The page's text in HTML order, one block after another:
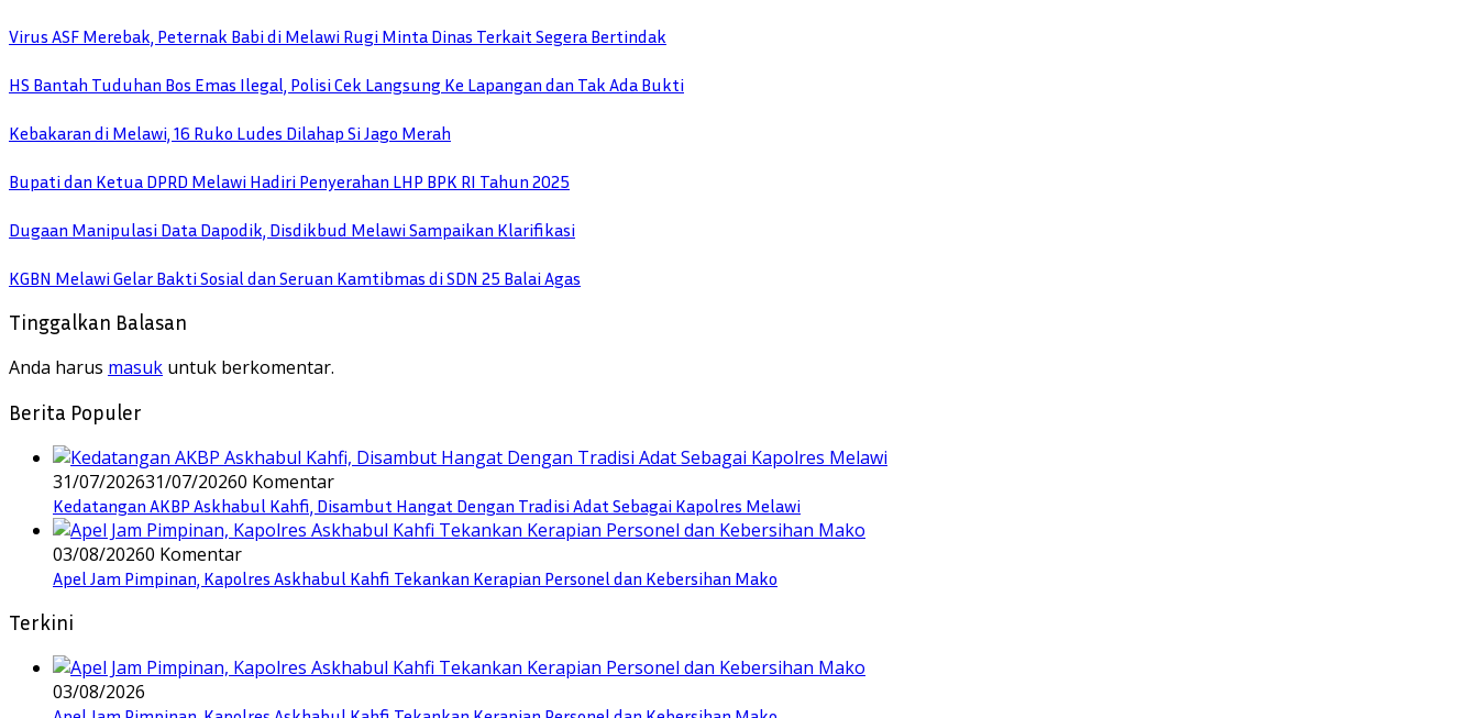
Virus ASF Merebak, Peternak Babi di Melawi Rugi Minta Dinas Terkait Segera Bertindak
HS Bantah Tuduhan Bos Emas Ilegal, Polisi Cek Langsung Ke Lapangan dan Tak Ada Bukti
Kebakaran di Melawi, 16 Ruko Ludes Dilahap Si Jago Merah
Bupati dan Ketua DPRD Melawi Hadiri Penyerahan LHP BPK RI Tahun 2025
Dugaan Manipulasi Data Dapodik, Disdikbud Melawi Sampaikan Klarifikasi
KGBN Melawi Gelar Bakti Sosial dan Seruan Kamtibmas di SDN 25 Balai Agas
Tinggalkan Balasan
Anda harus masuk untuk berkomentar.
Berita Populer
31/07/202631/07/20260 Komentar
Kedatangan AKBP Askhabul Kahfi, Disambut Hangat Dengan Tradisi Adat Sebagai Kapolres Melawi
03/08/20260 Komentar
Apel Jam Pimpinan, Kapolres Askhabul Kahfi Tekankan Kerapian Personel dan Kebersihan Mako
Terkini
03/08/2026